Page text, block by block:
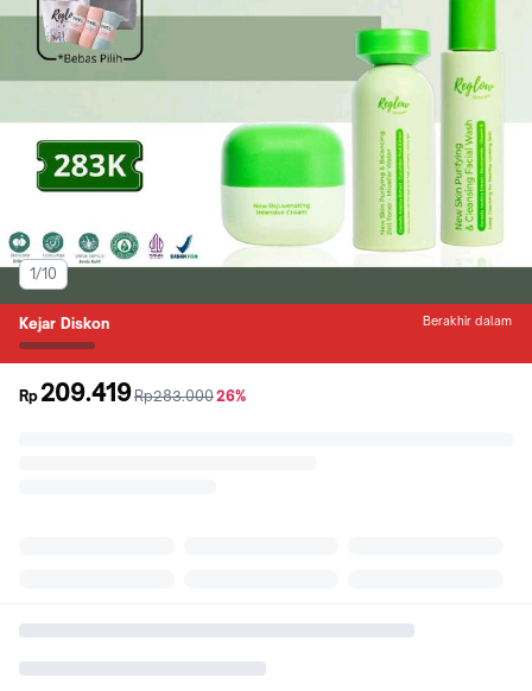
1/10
Kejar Diskon Berakhir dalam
Rp 209.419sebelum
Rp283.000diskon
26%